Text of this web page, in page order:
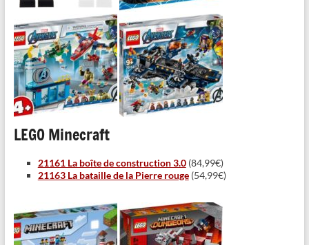
LEGO Minecraft
21161 La boîte de construction 3.0(84,99€)
21163 La bataille de la Pierre rouge(54,99€)